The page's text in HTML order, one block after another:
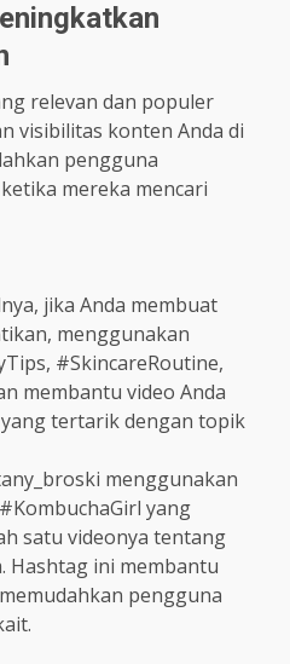
relevan dan populer
visibilitas konten Anda di
pengguna
mereka mencari
jika Anda membuat
menggunakan
#SkincareRoutine,
membantu video Anda
tertarik dengan topik
menggunakan
yang
satu videonya tentang
Hashtag ini membantu
pengguna